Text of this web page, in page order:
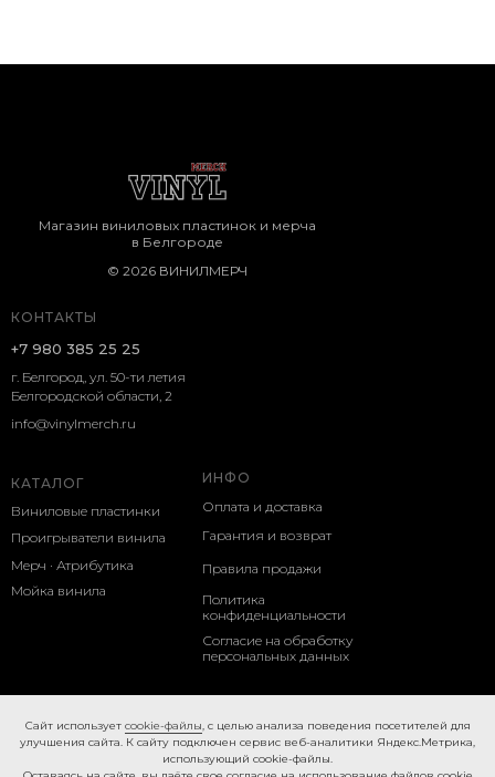
КОНТАКТЫ
г. Белгород, ул. 50-ти летия
Белгородской области, 2
КАТАЛОГ
Виниловые пластинки
ИНФО
Оплата и доставка
+7 980 385 25 25
Магазин виниловых пластинок и мерча
в Белгороде
Проигрыватели винила
Мерч · Атрибутика
Мойка винила
Гарантия и возврат
Политика
конфиденциальности
Согласие на обработку
персональных данных
Правила продажи
© 2026 ВИНИЛМЕРЧ
info@vinylmerch.ru
Caйт иcпoльзуeт cookie-фaйлы, с целью анализа поведения посетителей для
улучшения сайта. К caйту пoдключeн cepвиc вeб-aнaлитики Яндeкc.Мeтpикa,
иcпoльзующий cookie-фaйлы.